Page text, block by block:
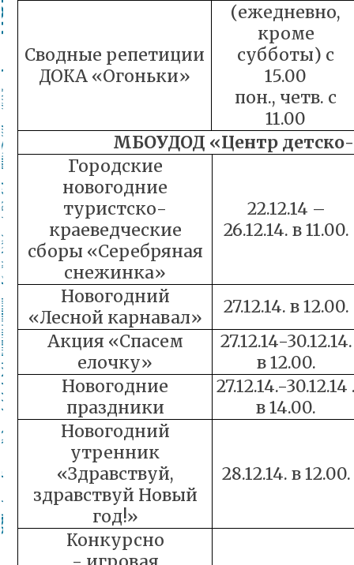
Сводные репетиции
ДОКА «Огоньки»
(ежедневно,
кроме
субботы) с
15.00
пон., четв. с
11.00
МБОУДОД «Центр
Городские
новогодние
туристско-
краеведческие
сборы «Серебряная
снежинка»
22.12.14 –
26.12.14. в 11.00.
Новогодний
«Лесной карнавал»
27.12.14. в 12.00.
Акция «Спасем
елочку»
27.12.14-30.12.14.
в 12.00.
Новогодние
праздники
27.12.14.-30.12.14
в 14.00.
Новогодний
утренник
«Здравствуй,
здравствуй Новый
год!»
28.12.14. в 12.00.
Конкурсно